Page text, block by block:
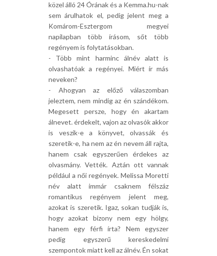
közel álló 24 Órának és a Kemma.hu-nak
sem árulhatok el, pedig jelent meg a
Komárom-Esztergom megyei
napilapban több írásom, sőt több
regényem is folytatásokban.
- Több mint harminc álnév alatt is
olvashatóak a regényei. Miért ír más
neveken?
- Ahogyan az előző válaszomban
jeleztem, nem mindig az én szándékom.
Megesett persze, hogy én akartam
álnevet. érdekelt, vajon az olvasók akkor
is veszik-e a könyvet, olvassák és
szeretik-e, ha nem az én nevem áll rajta,
hanem csak egyszerűen érdekes az
olvasmány. Vették. Aztán ott vannak
például a női regények. Melissa Moretti
név alatt immár csaknem félszáz
romantikus regényem jelent meg,
azokat is szeretik. Igaz, sokan tudják is,
hogy azokat bizony nem egy hölgy,
hanem egy férfi írta? Nem egyszer
pedig egyszerű kereskedelmi
szempontok miatt kell az álnév. Én sokat